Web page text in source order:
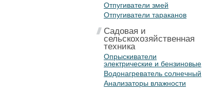
Отпугиватели змей
Отпугиватели тараканов
Садовая и
сельскохозяйственная
техника
Опрыскиватели
электрические и бензиновые
Водонагреватель солнечный
Анализаторы влажности